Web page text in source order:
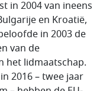
in 2004 van ineens
en Kroatië,
in 2003 de
van de
het lidmaatschap.
2016 – twee jaar